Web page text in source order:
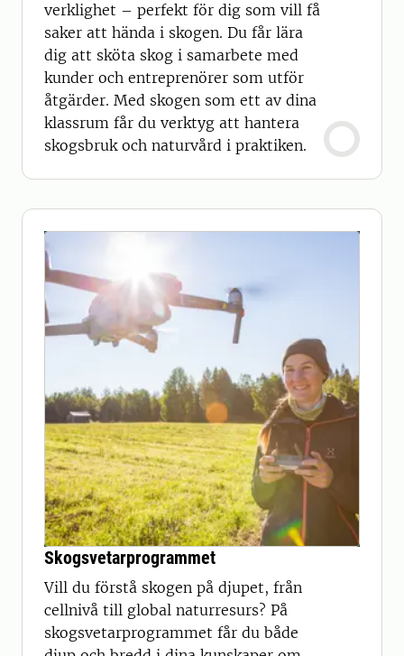
verklighet – perfekt för dig som vill få
saker att hända i skogen. Du får lära
dig att sköta skog i samarbete med
kunder och entreprenörer som utför
åtgärder. Med skogen som ett av dina
klassrum får du verktyg att hantera
skogsbruk och naturvård i praktiken.
Skogsvetarprogrammet
Vill du förstå skogen på djupet, från
cellnivå till global naturresurs? På
skogsvetarprogrammet får du både